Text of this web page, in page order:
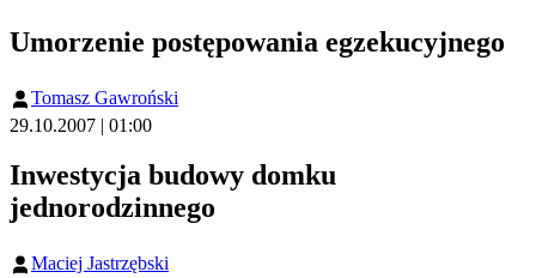
Umorzenie postępowania egzekucyjnego
Tomasz Gawroński
29.10.2007 | 01:00
Inwestycja budowy domku
jednorodzinnego
Maciej Jastrzębski